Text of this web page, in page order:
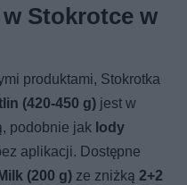
w Stokrotce w
produktami, Stokrotka
(420-450 g) jest w
podobnie jak lody
aplikacji. Dostępne
(200 g) ze zniżką2+2